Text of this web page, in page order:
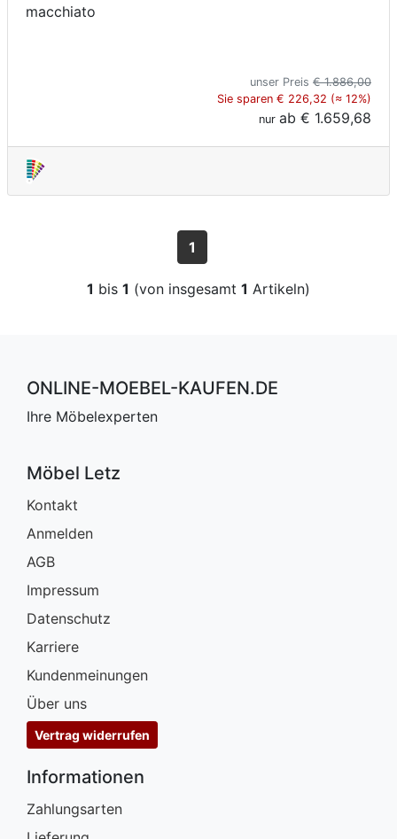
macchiato
unser Preis € 1.886,00
Sie sparen € 226,32 (≈ 12%)
nur ab € 1.659,68
1
1 bis 1 (von insgesamt 1 Artikeln)
ONLINE-MOEBEL-KAUFEN.DE
Ihre Möbelexperten
Möbel Letz
Kontakt
Anmelden
AGB
Impressum
Datenschutz
Karriere
Kundenmeinungen
Über uns
Vertrag widerrufen
Informationen
Zahlungsarten